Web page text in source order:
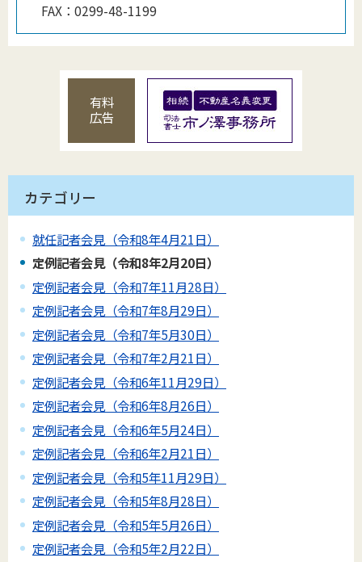
FAX： 0299-48-1199
有料
広告
カテゴリー
就任記者会見（令和8年4月21日）
定例記者会見（令和8年2月20日）
定例記者会見（令和7年11月28日）
定例記者会見（令和7年8月29日）
定例記者会見（令和7年5月30日）
定例記者会見（令和7年2月21日）
定例記者会見（令和6年11月29日）
定例記者会見（令和6年8月26日）
定例記者会見（令和6年5月24日）
定例記者会見（令和6年2月21日）
定例記者会見（令和5年11月29日）
定例記者会見（令和5年8月28日）
定例記者会見（令和5年5月26日）
定例記者会見（令和5年2月22日）